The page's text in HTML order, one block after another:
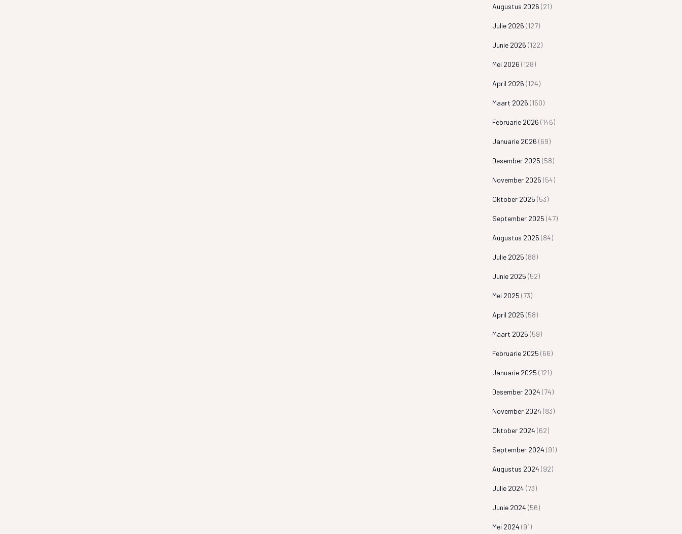
Augustus 2026 (21)
Julie 2026 (127)
Junie 2026 (122)
Mei 2026 (128)
April 2026 (124)
Maart 2026 (150)
Februarie 2026 (146)
Januarie 2026 (69)
Desember 2025 (58)
November 2025 (54)
Oktober 2025 (53)
September 2025 (47)
Augustus 2025 (84)
Julie 2025 (88)
Junie 2025 (52)
Mei 2025 (73)
April 2025 (58)
Maart 2025 (59)
Februarie 2025 (66)
Januarie 2025 (121)
Desember 2024 (74)
November 2024 (83)
Oktober 2024 (62)
September 2024 (91)
Augustus 2024 (92)
Julie 2024 (73)
Junie 2024 (56)
Mei 2024 (91)